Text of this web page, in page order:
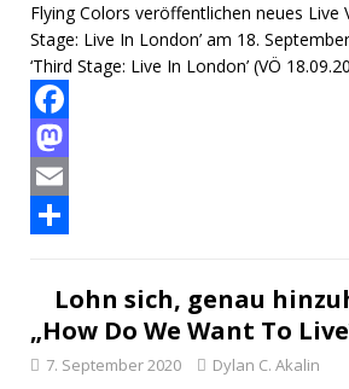
k
o
n
e
n
Flying Colors veröffentlichen neues Live
Stage: Live In London’ am 18.
‘Third Stage: Live In London’ (VÖ
F
a
o
M
a
d
E
ll
Lohn sich, genau
„How Do We Want To
7. September 2020 Dylan C. Akalin